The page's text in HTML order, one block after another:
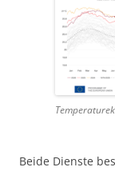
Beide Dienste